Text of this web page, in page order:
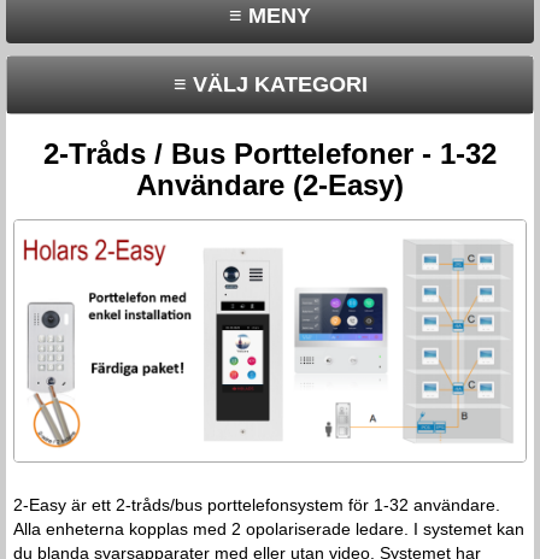
≡ MENY
≡ VÄLJ KATEGORI
2-Tråds / Bus Porttelefoner - 1-32
Användare (2-Easy)
2-Easy är ett 2-tråds/bus porttelefonsystem för 1-32 användare.
Alla enheterna kopplas med 2 opolariserade ledare. I systemet kan
du blanda svarsapparater med eller utan video. Systemet har